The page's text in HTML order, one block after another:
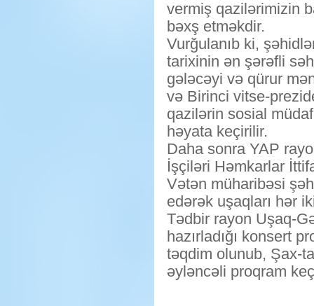
vermiş qazilərimizin
bəxş etməkdir.
Vurğulanıb ki,
tarixinin ən şərəfli
gələcəyi və qürur
və Birinci vitse-
qazilərin sosial
həyata keçirilir.
Daha sonra YAP
İşçiləri Həmkarlar
Vətən müharibəsi
edərək uşaqları hər
Tədbir rayon Uşaq-
hazırladığı konsert
təqdim olunub, Şax-
əyləncəli proqram